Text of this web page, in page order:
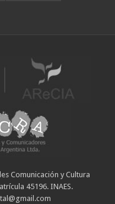
Comunicación y Cultura
45196. INAES.